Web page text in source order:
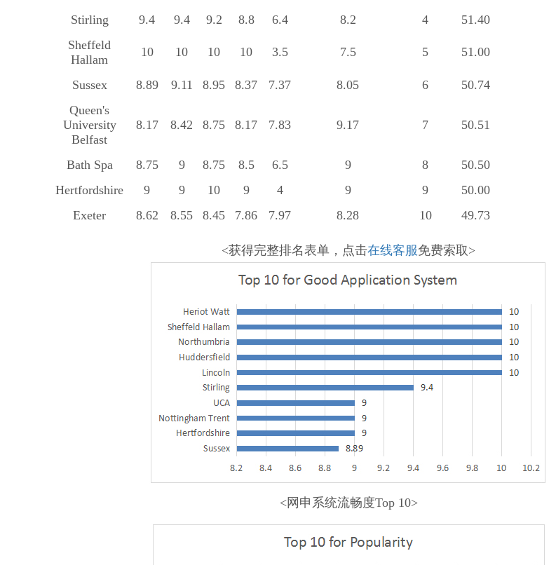
Stirling
9.4 9.4 9.2 8.8 6.4 8.2 4
51.40
Sheffeld
Hallam
10 10 10 10 3.5 7.5 5 51.00
Sussex 8.89 9.11 8.95 8.37 7.37 8.05 6
50.74
Queen's
University
Belfast
8.17 8.42 8.75 8.17 7.83 9.17 7 50.51
Bath Spa 8.75 9 8.75 8.5 6.5 9 8
50.50
Hertfordshire
9 9 10 9 4 9 9
50.00
Exeter
8.62 8.55 8.45 7.86 7.97 8.28 10 49.73
<获得完整排名表单，点击在线客服免费索取>
<网申系统流畅度Top 10>